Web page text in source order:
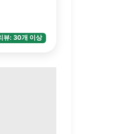
뷰: 30개 이상